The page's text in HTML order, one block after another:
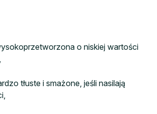
o niskiej wartości
tłuste i smażone, jeśli nasilają